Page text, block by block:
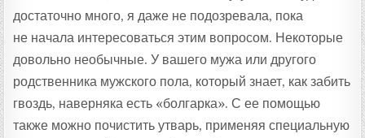
достаточно много, я даже не подозревала, пока
не начала интересоваться этим вопросом. Некоторые
довольно необычные. У вашего мужа или другого
родственника мужского пола, который знает, как забить
гвоздь, наверняка есть «болгарка». С ее помощью
также можно почистить утварь, применяя специальную